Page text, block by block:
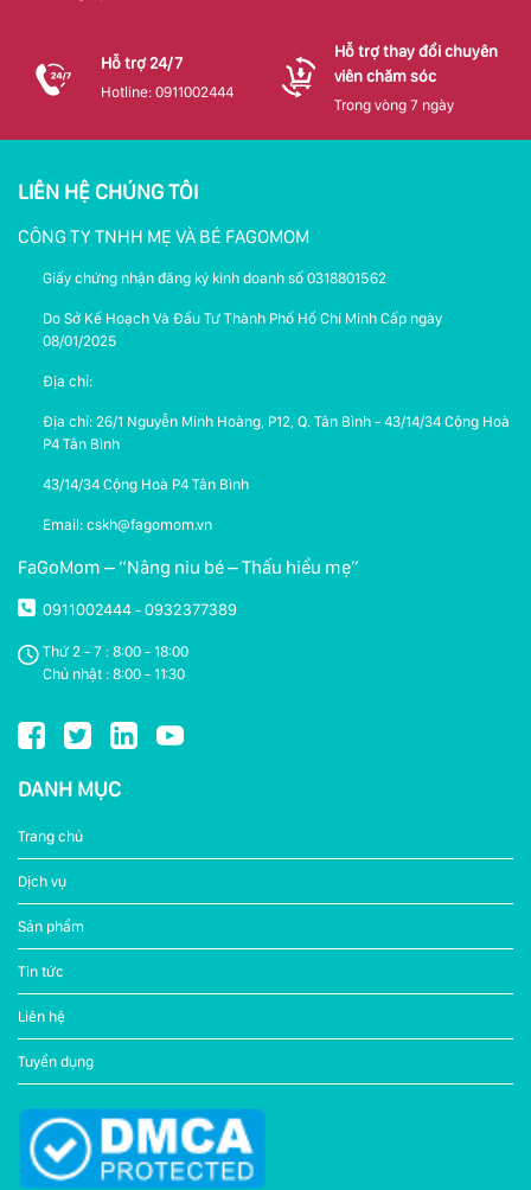
Hỗ trợ 24/7
Hotline: 0911002444
Hỗ trợ thay đổi chuyên
viên chăm sóc
Trong vòng 7 ngày
LIÊN HỆ CHÚNG TÔI
CÔNG TY TNHH MẸ VÀ BÉ FAGOMOM
Giấy chứng nhận đăng ký kinh doanh số 0318801562
Do Sở Kế Hoạch Và Đầu Tư Thành Phố Hồ Chí Minh Cấp ngày
08/01/2025
Địa chỉ:
Địa chỉ: 26/1 Nguyễn Minh Hoàng, P12, Q. Tân Bình - 43/14/34 Cộng Hoà
P4 Tân Bình
43/14/34 Cộng Hoà P4 Tân Bình
Email: cskh@fagomom.vn
FaGoMom – “Nâng niu bé – Thấu hiểu mẹ”
0911002444 - 0932377389
Thứ 2 - 7 : 8:00 - 18:00
Chủ nhật : 8:00 - 11:30
DANH MỤC
Trang chủ
Dịch vụ
Sản phẩm
Tin tức
Liên hệ
Tuyển dụng